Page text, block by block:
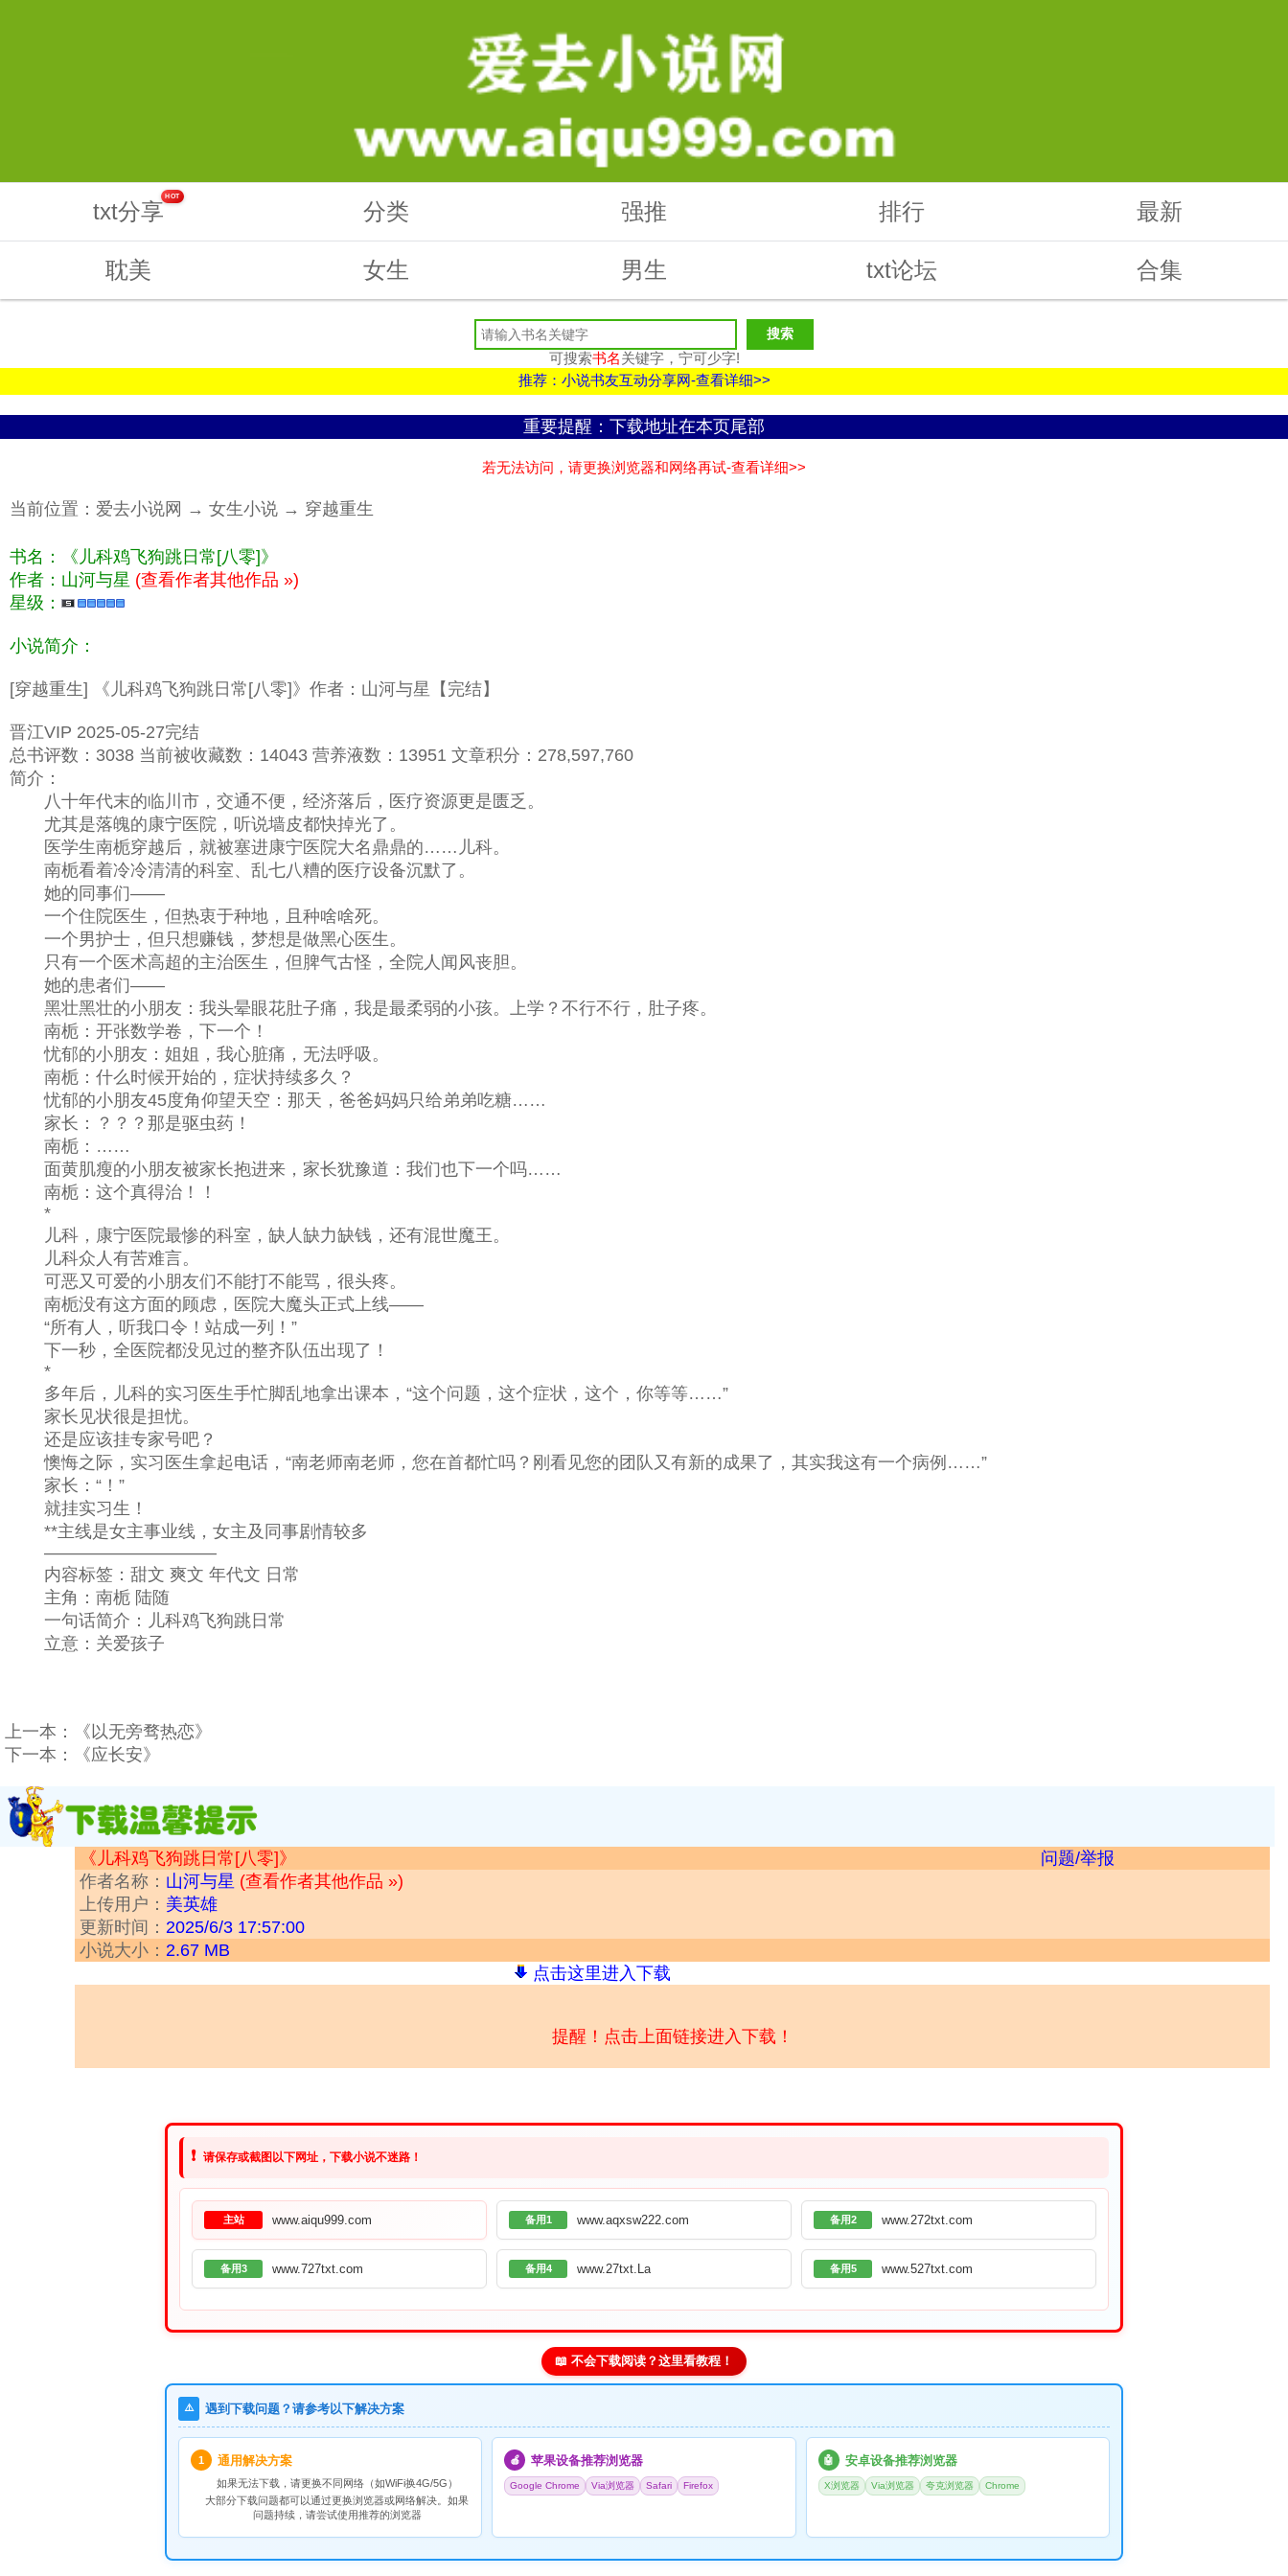
txt分享
HOT
分类 强推 排行 最新
耽美 女生 男生 txt论坛 合集
可搜索书名关键字，宁可少字!
推荐：小说书友互动分享网-查看详细>>
重要提醒：下载地址在本页尾部
若无法访问，请更换浏览器和网络再试-查看详细>>
当前位置： 爱去小说网 → 女生小说 → 穿越重生
书名：《儿科鸡飞狗跳日常[八零]》
作者：山河与星 (查看作者其他作品 »)
星级：
小说简介：
[穿越重生] 《儿科鸡飞狗跳日常[八零]》作者：山河与星【完结】
晋江VIP 2025-05-27完结
总书评数：3038 当前被收藏数：14043 营养液数：13951 文章积分：278,597,760
简介：
八十年代末的临川市，交通不便，经济落后，医疗资源更是匮乏。
尤其是落魄的康宁医院，听说墙皮都快掉光了。
医学生南栀穿越后，就被塞进康宁医院大名鼎鼎的……儿科。
南栀看着冷冷清清的科室、乱七八糟的医疗设备沉默了。
她的同事们——
一个住院医生，但热衷于种地，且种啥啥死。
一个男护士，但只想赚钱，梦想是做黑心医生。
只有一个医术高超的主治医生，但脾气古怪，全院人闻风丧胆。
她的患者们——
黑壮黑壮的小朋友：我头晕眼花肚子痛，我是最柔弱的小孩。上学？不行不行，肚子疼。
南栀：开张数学卷，下一个！
忧郁的小朋友：姐姐，我心脏痛，无法呼吸。
南栀：什么时候开始的，症状持续多久？
忧郁的小朋友45度角仰望天空：那天，爸爸妈妈只给弟弟吃糖……
家长：？？？那是驱虫药！
南栀：……
面黄肌瘦的小朋友被家长抱进来，家长犹豫道：我们也下一个吗……
南栀：这个真得治！！
*
儿科，康宁医院最惨的科室，缺人缺力缺钱，还有混世魔王。
儿科众人有苦难言。
可恶又可爱的小朋友们不能打不能骂，很头疼。
南栀没有这方面的顾虑，医院大魔头正式上线——
“所有人，听我口令！站成一列！”
下一秒，全医院都没见过的整齐队伍出现了！
*
多年后，儿科的实习医生手忙脚乱地拿出课本，“这个问题，这个症状，这个，你等等……”
家长见状很是担忧。
还是应该挂专家号吧？
懊悔之际，实习医生拿起电话，“南老师南老师，您在首都忙吗？刚看见您的团队又有新的成果了，其实我这有一个病例……”
家长：“！”
就挂实习生！
**主线是女主事业线，女主及同事剧情较多
——————————
内容标签：甜文 爽文 年代文 日常
主角：南栀 陆随
一句话简介：儿科鸡飞狗跳日常
立意：关爱孩子
上一本：
《以无旁骛热恋》
下一本：
《应长安》
《儿科鸡飞狗跳日常[八零]》
问题/举报
作者名称： 山河与星 (查看作者其他作品 »)
上传用户： 美英雄
更新时间： 2025/6/3 17:57:00
小说大小： 2.67 MB
点击这里进入下载
提醒！点击上面链接进入下载！
❗ 请保存或截图以下网址，下载小说不迷路！
主站 www.aiqu999.com 备用1 www.aqxsw222.com 备用2 www.272txt.com
备用3 www.727txt.com 备用4 www.27txt.La 备用5 www.527txt.com
📖 不会下载阅读？这里看教程！
⚠️ 遇到下载问题？请参考以下解决方案
1 通用解决方案
如果无法下载，请更换不同网络（如WiFi换4G/5G）
大部分下载问题都可以通过更换浏览器或网络解决。如果
问题持续，请尝试使用推荐的浏览器
🍎 苹果设备推荐浏览器
Google Chrome Via浏览器 Safari Firefox
🤖 安卓设备推荐浏览器
X浏览器 Via浏览器 夸克浏览器 Chrome